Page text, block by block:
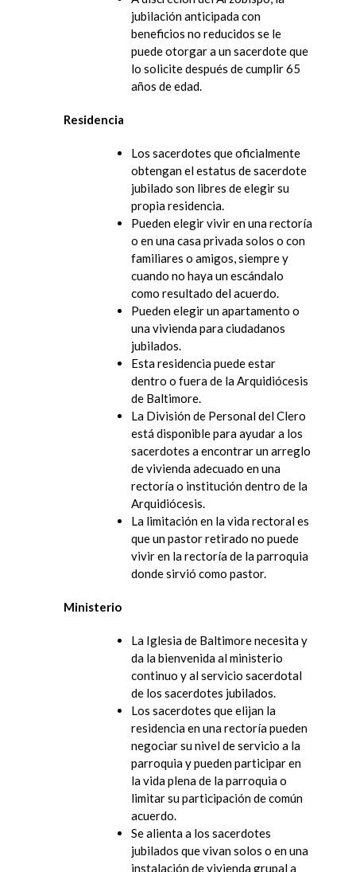
jubilación anticipada con
beneficios no reducidos se le
puede otorgar a un sacerdote que
lo solicite después de cumplir 65
años de edad.
Residencia
Los sacerdotes que oficialmente
obtengan el estatus de sacerdote
jubilado son libres de elegir su
propia residencia.
Pueden elegir vivir en una rectoría
o en una casa privada solos o con
familiares o amigos, siempre y
cuando no haya un escándalo
como resultado del acuerdo.
Pueden elegir un apartamento o
una vivienda para ciudadanos
jubilados.
Esta residencia puede estar
dentro o fuera de la Arquidiócesis
de Baltimore.
La División de Personal del Clero
está disponible para ayudar a los
sacerdotes a encontrar un arreglo
de vivienda adecuado en una
rectoría o institución dentro de la
Arquidiócesis.
La limitación en la vida rectoral es
que un pastor retirado no puede
vivir en la rectoría de la parroquia
donde sirvió como pastor.
Ministerio
La Iglesia de Baltimore necesita y
da la bienvenida al ministerio
continuo y al servicio sacerdotal
de los sacerdotes jubilados.
Los sacerdotes que elijan la
residencia en una rectoría pueden
negociar su nivel de servicio a la
parroquia y pueden participar en
la vida plena de la parroquia o
limitar su participación de común
acuerdo.
Se alienta a los sacerdotes
jubilados que vivan solos o en una
instalación de vivienda grupal a